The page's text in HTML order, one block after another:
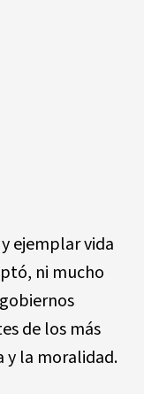
ejemplar vida
ni mucho
de los más
y la moralidad.